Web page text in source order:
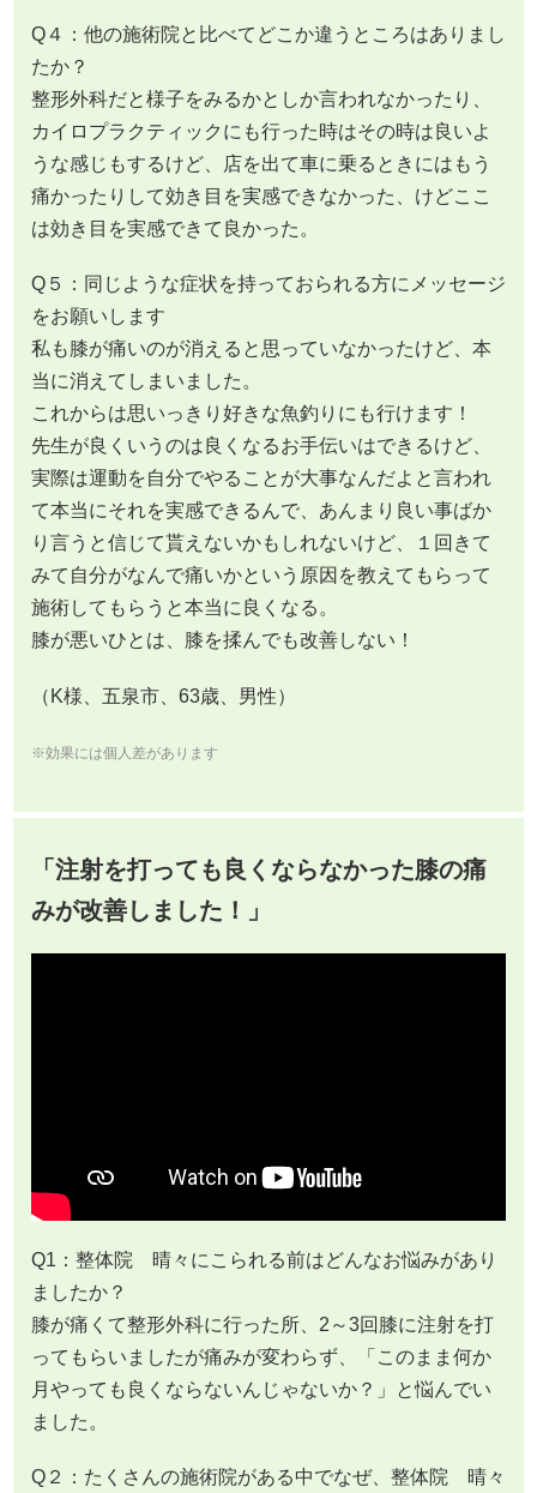
Q４：他の施術院と比べてどこか違うところはありまし
たか？
整形外科だと様子をみるかとしか言われなかったり、
カイロプラクティックにも行った時はその時は良いよ
うな感じもするけど、店を出て車に乗るときにはもう
痛かったりして効き目を実感できなかった、けどここ
は効き目を実感できて良かった。
Q５：同じような症状を持っておられる方にメッセージ
をお願いします
私も膝が痛いのが消えると思っていなかったけど、本
当に消えてしまいました。
これからは思いっきり好きな魚釣りにも行けます！
先生が良くいうのは良くなるお手伝いはできるけど、
実際は運動を自分でやることが大事なんだよと言われ
て本当にそれを実感できるんで、あんまり良い事ばか
り言うと信じて貰えないかもしれないけど、１回きて
みて自分がなんで痛いかという原因を教えてもらって
施術してもらうと本当に良くなる。
膝が悪いひとは、膝を揉んでも改善しない！
（K様、五泉市、63歳、男性）
※効果には個人差があります
「注射を打っても良くならなかった膝の痛
みが改善しました！」
Q1：整体院 晴々にこられる前はどんなお悩みがあり
ましたか？
膝が痛くて整形外科に行った所、2～3回膝に注射を打
ってもらいましたが痛みが変わらず、「このまま何か
月やっても良くならないんじゃないか？」と悩んでい
ました。
Q２：たくさんの施術院がある中でなぜ、整体院 晴々